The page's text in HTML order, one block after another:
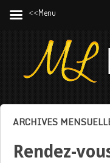
ARCHIVES
Rendez-
˂˂Menu